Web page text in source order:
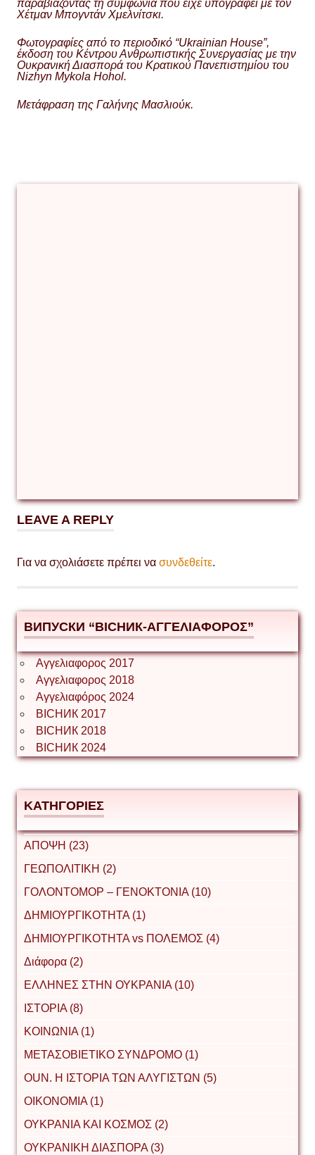
παραβιάζοντας τη συμφωνία που είχε υπογραφεί με τον
Χέτμαν Μπογντάν Χμελνίτσκι.
Φωτογραφίες από το περιοδικό “Ukrainian House”,
έκδοση του Κέντρου Ανθρωπιστικής Συνεργασίας με την
Ουκρανική Διασπορά του Κρατικού Πανεπιστημίου του
Nizhyn Mykola Hohol.
Μετάφραση της Γαλήνης Μασλιούκ.
LEAVE A REPLY
Για να σχολιάσετε πρέπει να συνδεθείτε.
ВИПУСКИ “ВІСНИК-ΑΓΓΕΛΙΑΦΟΡΟΣ”
Αγγελιαφορος 2017
Αγγελιαφορος 2018
Αγγελιαφόρος 2024
ВІСНИК 2017
ВІСНИК 2018
ВІСНИК 2024
ΚΑΤΗΓΟΡΙΕΣ
ΑΠΟΨΗ (23)
ΓΕΩΠΟΛΙΤΙΚΗ (2)
ΓΟΛΟΝΤΟΜΟΡ – ΓΕΝΟΚΤΟΝΙΑ (10)
ΔΗΜΙΟΥΡΓΙΚΟΤΗΤΑ (1)
ΔΗΜΙΟΥΡΓΙΚΟΤΗΤΑ vs ΠΟΛΕΜΟΣ (4)
Διάφορα (2)
ΕΛΛΗΝΕΣ ΣΤΗΝ ΟΥΚΡΑΝΙΑ (10)
ΙΣΤΟΡΙΑ (8)
ΚΟΙΝΩΝΙΑ (1)
ΜΕΤΑΣΟΒΙΕΤΙΚΟ ΣΥΝΔΡΟΜΟ (1)
ΟUΝ. Η ΙΣΤΟΡΙΑ ΤΩΝ ΑΛΥΓΙΣΤΩΝ (5)
ΟΙΚΟΝΟΜΙΑ (1)
ΟΥΚΡΑΝΙΑ ΚΑΙ ΚΟΣΜΟΣ (2)
ΟΥΚΡΑΝΙΚΗ ΔΙΑΣΠΟΡΑ (3)